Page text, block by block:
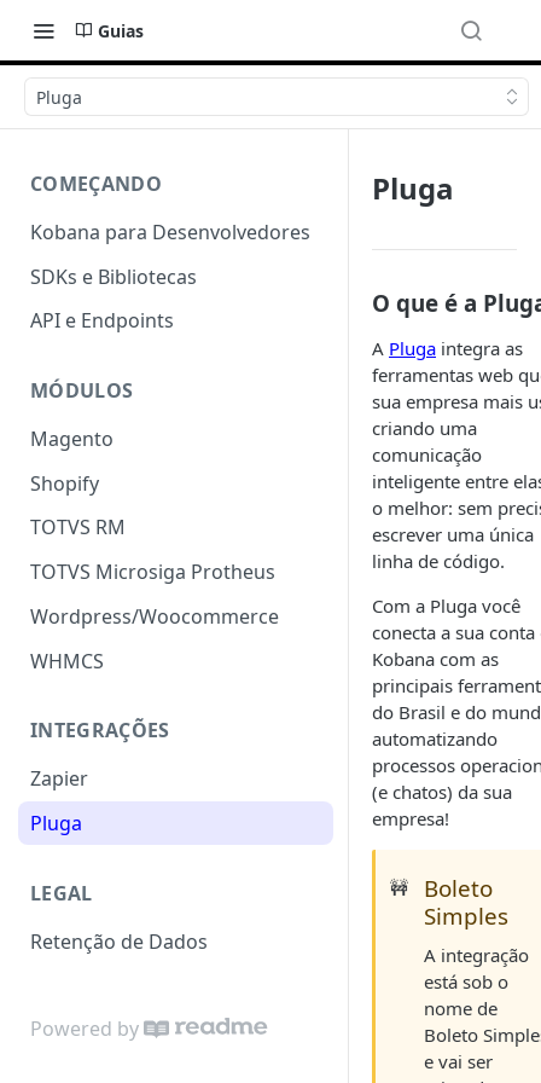
Guias
Pluga
COMEÇANDO
Kobana para Desenvolvedores
SDKs e Bibliotecas
API e Endpoints
MÓDULOS
Magento
Shopify
TOTVS RM
TOTVS Microsiga Protheus
Wordpress/Woocommerce
WHMCS
INTEGRAÇÕES
Zapier
Pluga
LEGAL
Retenção de Dados
Powered by
Pluga
O que é a
A Pluga integra as
ferramentas web
sua empresa mais
criando uma
comunicação
inteligente entre
o melhor: sem
escrever uma única
linha de código.
Com a Pluga você
conecta a sua conta
Kobana com as
principais
do Brasil e do
automatizando
processos
(e chatos) da sua
empresa!
🚧
Boleto
Simples
A integração
está sob o
nome de
Boleto
e vai ser